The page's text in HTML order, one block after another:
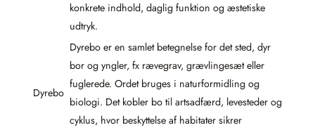
konkrete indhold, daglig funktion og æstetiske
udtryk.
Dyrebo
Dyrebo er en samlet betegnelse for det sted, dyr
bor og yngler, fx rævegrav, grævlingesæt eller
fuglerede. Ordet bruges i naturformidling og
biologi. Det kobler bo til artsadfærd, levesteder og
cyklus, hvor beskyttelse af habitater sikrer